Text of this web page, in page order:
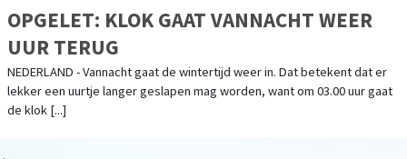
OPGELET: KLOK GAAT VANNACHT WEER
UUR TERUG
NEDERLAND - Vannacht gaat de wintertijd weer in. Dat betekent dat er
lekker een uurtje langer geslapen mag worden, want om 03.00 uur gaat
de klok [...]